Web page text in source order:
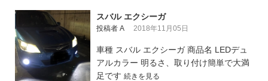
スバル エクシーガ
投稿者 A 2018年11月05日
車種 スバル エクシーガ 商品名 LEDデュ
アルカラー 明るさ、取り付け簡単で大満
足です 続きを見る